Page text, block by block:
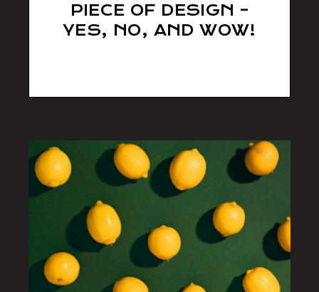
PIECE OF DESIGN –
YES, NO, AND WOW!